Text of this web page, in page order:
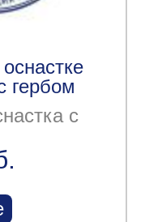
гербом
с